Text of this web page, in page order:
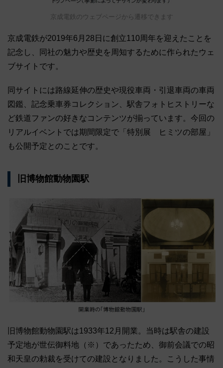
京成電鉄のウェブページから遷移できます
京成電鉄が2019年6月28日に創立110周年を迎えたことを
記念し、同社の魅力や歴史を周知するために作られたウェ
ブサイトです。
同サイトには路線延伸の歴史や現役車両・引退車両の車両
図鑑、記念乗車券コレクション、駅舎フォトヒストリーな
ど鉄道ファンの好きなコンテンツが揃っています。今回の
リアルイベントでは期間限定で「特別展 ヒミツの部屋」
も公開予定とのことです。
旧博物館動物園駅
旧博物館動物園駅は1933年12月開業。当時は駅舎の建設
予定地が世伝御料地（※）であったため、御前会議での昭
和天皇の勅裁を受けての建設となりました。こうした事情